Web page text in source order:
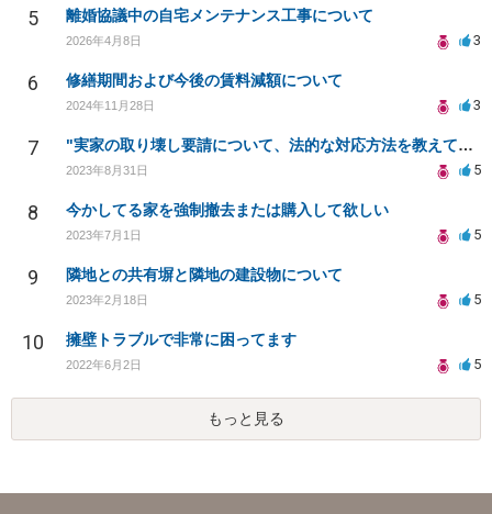
5 離婚協議中の自宅メンテナンス工事について
2026年4月8日 3
6 修繕期間および今後の賃料減額について
2024年11月28日 3
7 "実家の取り壊し要請について、法的な対応方法を教えてください"
2023年8月31日 5
8 今かしてる家を強制撤去または購入して欲しい
2023年7月1日 5
9 隣地との共有塀と隣地の建設物について
2023年2月18日 5
10 擁壁トラブルで非常に困ってます
2022年6月2日 5
もっと見る